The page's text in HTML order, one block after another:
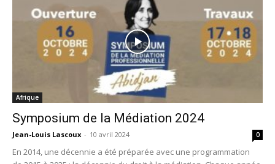
Afrique
Symposium de la Médiation 2024
Jean-Louis Lascoux - 10 avril 2024 0
En 2014, une décennie a été préparée avec une programmation